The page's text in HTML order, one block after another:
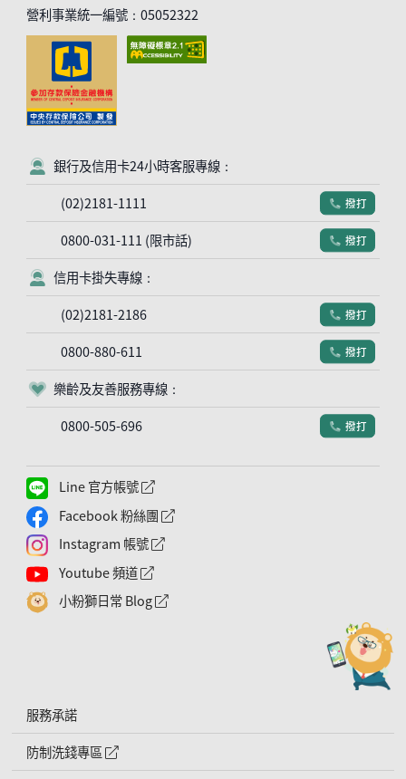
營利事業統一編號：05052322
客服符號
銀行及信用卡24小時客服專線：
(02)2181-1111
電話符號
撥打
0800-031-111 (限市話) 電話符號
撥打
客服符號
信用卡掛失專線：
(02)2181-2186
電話符號
撥打
0800-880-611 電話符號
撥打
客服符號
樂齡及友善服務專線：
0800-505-696
電話符號
撥打
Line 官方帳號 外網連結符號
Facebook 粉絲團 外網連結符號
Instagram 帳號 外網連結符號
Youtube 頻道 外網連結符號
小粉獅日常 Blog 外網連結符號
服務承諾
防制洗錢專區
外網連結符號